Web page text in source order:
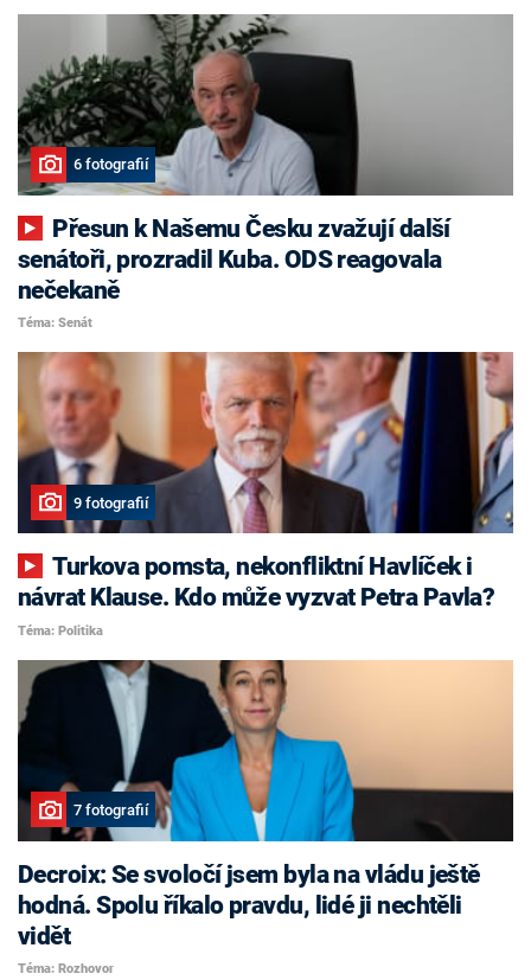
6 fotografií
senátoři, prozradil Kuba. ODS reagovala
nečekaně
Téma: Senát
9 fotografií
Turkova pomsta, nekonfliktní Havlíček i
návrat Klause. Kdo může vyzvat Petra Pavla?
Téma: Politika
7 fotografií
Decroix: Se svoločí jsem byla na vládu ještě
hodná. Spolu říkalo pravdu, lidé ji nechtěli
vidět
Téma: Rozhovor